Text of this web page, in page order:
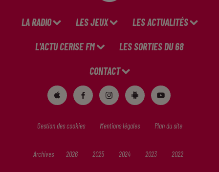
LA RADIO LES JEUX LES ACTUALITÉS
L'ACTU CERISE FM LES SORTIES DU 68
CONTACT
Gestion des cookies Mentions légales Plan du site
Archives 2026 2025 2024 2023 2022